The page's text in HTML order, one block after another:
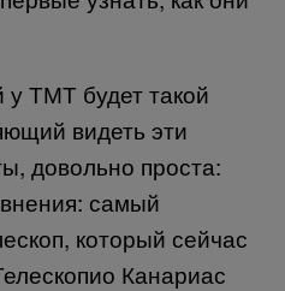
у ТМТ будет такой
видеть эти
довольно проста:
самый
который сейчас
Канариас